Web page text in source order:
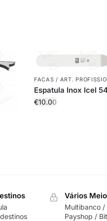
FACAS / ART.
Espatula Inox Icel
€10.00
Vários
Multibanco /
Payshop /